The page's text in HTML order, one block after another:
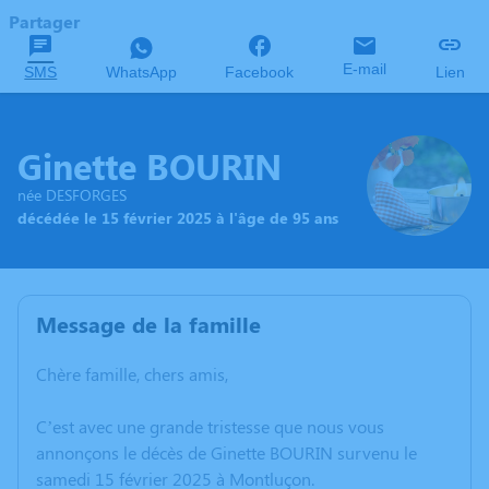
Partager
SMS WhatsApp Facebook E-mail Lien
Ginette BOURIN
née DESFORGES
décédée le 15 février 2025 à l'âge de 95 ans
Message de la famille
Chère famille, chers amis,
C’est avec une grande tristesse que nous vous
annonçons le décès de Ginette BOURIN survenu le
samedi 15 février 2025 à Montluçon.